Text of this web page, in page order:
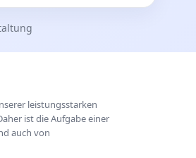
leistungsstarken
ist die Aufgabe einer
auch von